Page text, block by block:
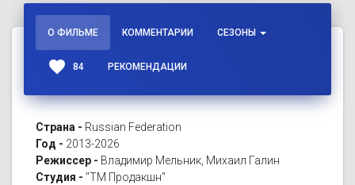
О ФИЛЬМЕ КОММЕНТАРИИ СЕЗОНЫ
favorite 84 РЕКОМЕНДАЦИИ
Страна - Russian Federation
Год - 2013-2026
Режиссер - Владимир Мельник, Михаил Галин
Студия - "ТМ Продакшн"